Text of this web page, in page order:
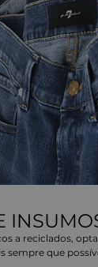
a reciclados,
sempre que